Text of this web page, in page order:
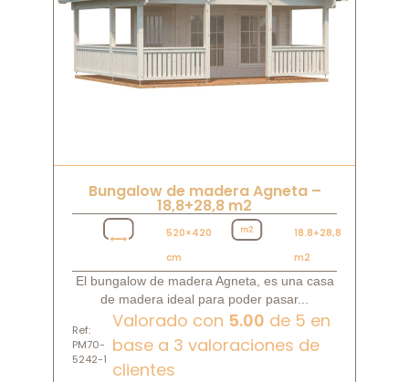
Bungalow de madera Agneta –
18,8+28,8 m2
520×420
cm
18.8+28,8
m2
El bungalow de madera Agneta, es una casa
de madera ideal para poder pasar...
Ref:
PM70-
5242-1
Valorado con 5.00 de 5 en
base a 3 valoraciones de
clientes